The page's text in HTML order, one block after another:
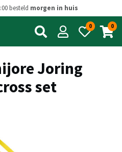
besteld morgen in huis
0 0
Joring
set